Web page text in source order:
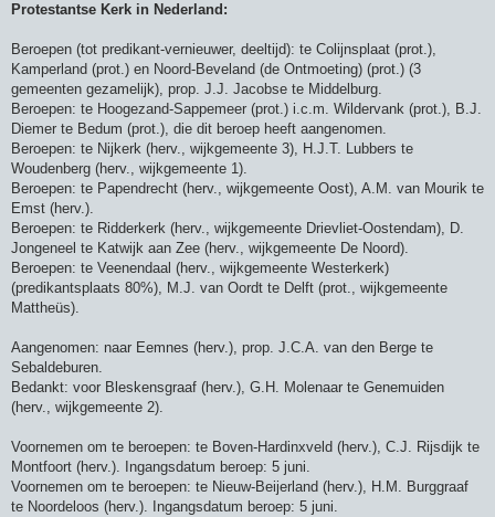
Protestantse Kerk in Nederland:
Beroepen (tot predikant-vernieuwer, deeltijd): te Colijnsplaat (prot.),
Kamperland (prot.) en Noord-Beveland (de Ontmoeting) (prot.) (3
gemeenten gezamelijk), prop. J.J. Jacobse te Middelburg.
Beroepen: te Hoogezand-Sappemeer (prot.) i.c.m. Wildervank (prot.), B.J.
Diemer te Bedum (prot.), die dit beroep heeft aangenomen.
Beroepen: te Nijkerk (herv., wijkgemeente 3), H.J.T. Lubbers te
Woudenberg (herv., wijkgemeente 1).
Beroepen: te Papendrecht (herv., wijkgemeente Oost), A.M. van Mourik te
Emst (herv.).
Beroepen: te Ridderkerk (herv., wijkgemeente Drievliet-Oostendam), D.
Jongeneel te Katwijk aan Zee (herv., wijkgemeente De Noord).
Beroepen: te Veenendaal (herv., wijkgemeente Westerkerk)
(predikantsplaats 80%), M.J. van Oordt te Delft (prot., wijkgemeente
Mattheüs).
Aangenomen: naar Eemnes (herv.), prop. J.C.A. van den Berge te
Sebaldeburen.
Bedankt: voor Bleskensgraaf (herv.), G.H. Molenaar te Genemuiden
(herv., wijkgemeente 2).
Voornemen om te beroepen: te Boven-Hardinxveld (herv.), C.J. Rijsdijk te
Montfoort (herv.). Ingangsdatum beroep: 5 juni.
Voornemen om te beroepen: te Nieuw-Beijerland (herv.), H.M. Burggraaf
te Noordeloos (herv.). Ingangsdatum beroep: 5 juni.